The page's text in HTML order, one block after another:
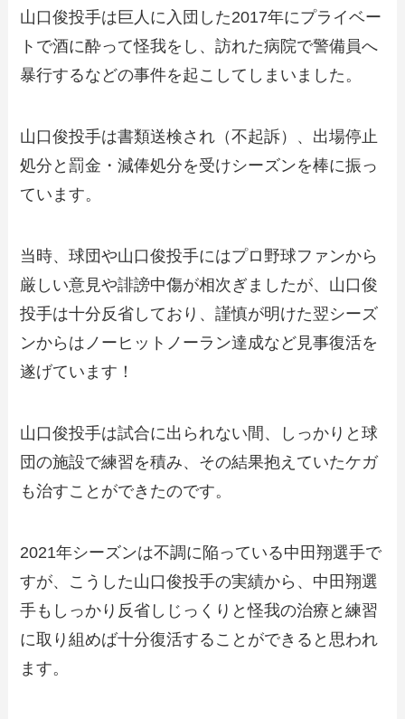
山口俊投手は巨人に入団した2017年にプライベー
トで酒に酔って怪我をし、訪れた病院で警備員へ
暴行するなどの事件を起こしてしまいました。
山口俊投手は書類送検され（不起訴）、出場停止
処分と罰金・減俸処分を受けシーズンを棒に振っ
ています。
当時、球団や山口俊投手にはプロ野球ファンから
厳しい意見や誹謗中傷が相次ぎましたが、山口俊
投手は十分反省しており、謹慎が明けた翌シーズ
ンからはノーヒットノーラン達成など見事復活を
遂げています！
山口俊投手は試合に出られない間、しっかりと球
団の施設で練習を積み、その結果抱えていたケガ
も治すことができたのです。
2021年シーズンは不調に陥っている中田翔選手で
すが、こうした山口俊投手の実績から、中田翔選
手もしっかり反省しじっくりと怪我の治療と練習
に取り組めば十分復活することができると思われ
ます。